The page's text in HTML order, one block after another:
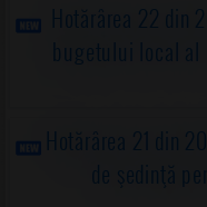
Hotărârea 22 din
bugetului local
Hotărârea 21 din
de şedinţă